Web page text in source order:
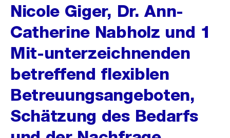
Nicole Giger, Dr. Ann-
Catherine Nabholz und 1
Mit-unterzeichnenden
betreffend flexiblen
Betreuungsangeboten,
Schätzung des Bedarfs